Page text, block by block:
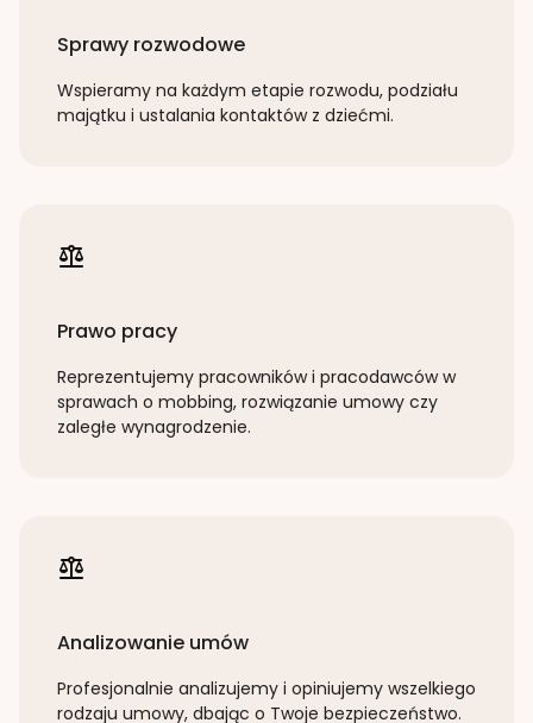
Sprawy rozwodowe
Wspieramy na każdym etapie rozwodu, podziału
majątku i ustalania kontaktów z dziećmi.
Prawo pracy
Reprezentujemy pracowników i pracodawców w
sprawach o mobbing, rozwiązanie umowy czy
zaległe wynagrodzenie.
Analizowanie umów
Profesjonalnie analizujemy i opiniujemy wszelkiego
rodzaju umowy, dbając o Twoje bezpieczeństwo.